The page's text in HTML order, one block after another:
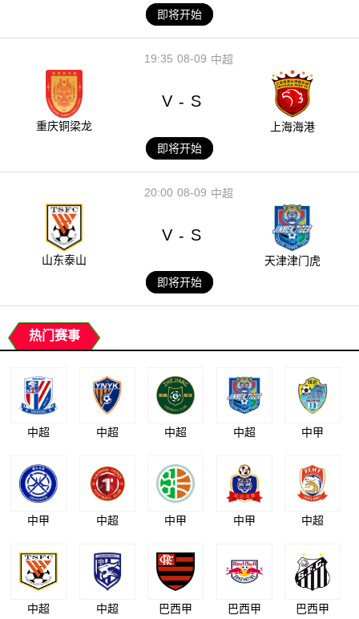
即将开始
08-09
19:35 中超
重庆铜梁龙
V - S
上海海港
即将开始
08-09
20:00 中超
山东泰山
V - S
天津津门虎
即将开始
热门赛事
中超 中超 中超 中超 中甲
中甲 中超 中甲 中甲 中超
中超 中超 巴西甲 巴西甲 巴西甲